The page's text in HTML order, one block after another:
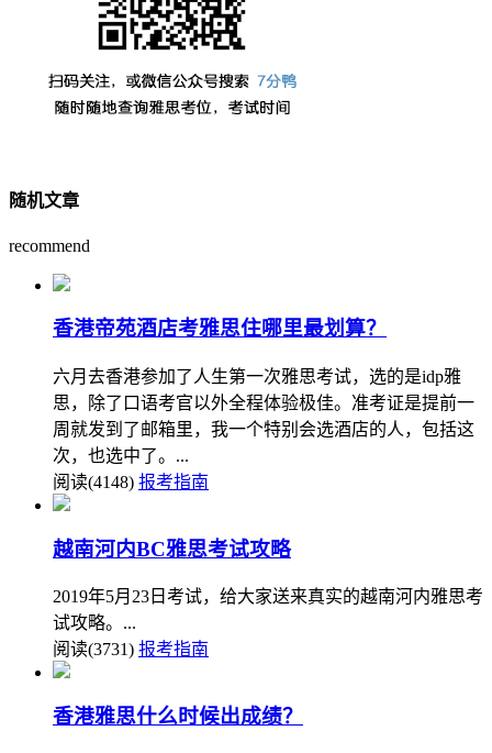
随机文章
recommend
香港帝苑酒店考雅思住哪里最划算？
六月去香港参加了人生第一次雅思考试，选的是idp雅
思，除了口语考官以外全程体验极佳。准考证是提前一
周就发到了邮箱里，我一个特别会选酒店的人，包括这
次，也选中了。...
阅读(4148) 报考指南
越南河内BC雅思考试攻略
2019年5月23日考试，给大家送来真实的越南河内雅思考
试攻略。...
阅读(3731) 报考指南
香港雅思什么时候出成绩？